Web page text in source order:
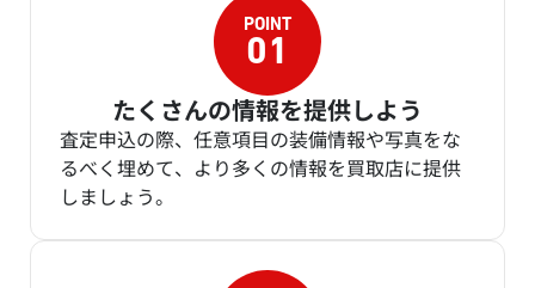
たくさんの情報を提供しよう
査定申込の際、任意項目の装備情報や写真をな
るべく埋めて、より多くの情報を買取店に提供
しましょう。